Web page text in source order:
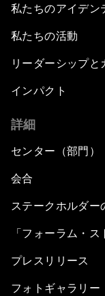
私たちのアイデン
私たちの活動
リーダーシップと
インパクト
詳細
センター（部門）
会合
ステークホルダー
「フォーラム・ス
プレスリリース
フォトギャラリー